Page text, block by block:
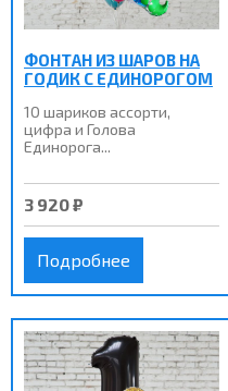
ФОНТАН ИЗ ШАРОВ НА
ГОДИК С ЕДИНОРОГОМ
10 шариков ассорти,
цифра и Голова
Единорога...
3 920 ₽
Подробнее